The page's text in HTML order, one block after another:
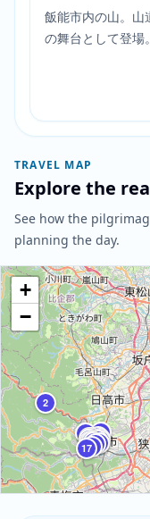
飯能市内の山。山
の舞台として登場
TRAVEL MAP
Explore the
See how the
planning the day.
1
2
345
6
78 9
1011
1213
14
15
16
17
18
19
21
22
+
−